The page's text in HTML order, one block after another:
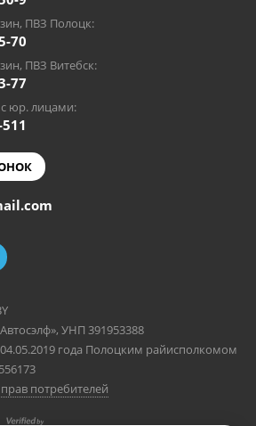
ПВЗ Полоцк:
70
ПВЗ Витебск:
77
юр. лицами:
УНП 391953388
года Полоцким райисполкомом
потребителей